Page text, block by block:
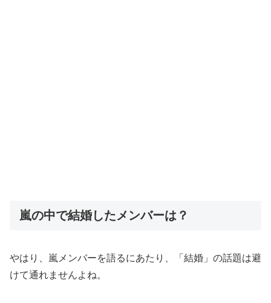
嵐の中で結婚したメンバーは？
やはり、嵐メンバーを語るにあたり、「結婚」の話題は避
けて通れませんよね。